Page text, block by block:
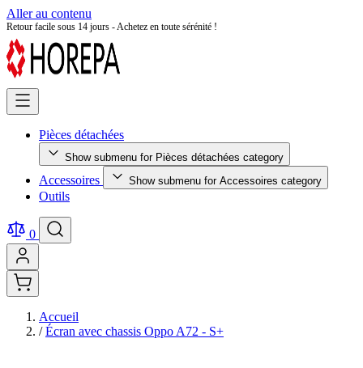
Aller au contenu
Retour facile sous 14 jours - Achetez en toute sérénité !
Pièces détachées
Show submenu for Pièces détachées category
Accessoires Show submenu for Accessoires category
Outils
0
Accueil
/ Écran avec chassis Oppo A72 - S+